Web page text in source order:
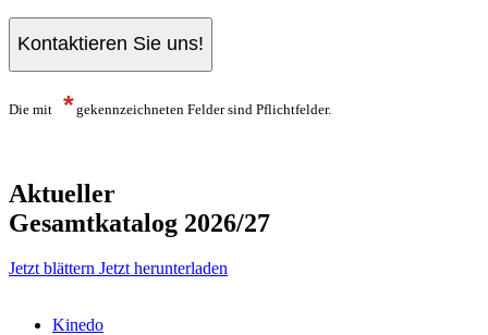
Die mit * gekennzeichneten Felder sind Pflichtfelder.
Aktueller
Gesamtkatalog 2026/27
Jetzt blättern Jetzt herunterladen
Kinedo